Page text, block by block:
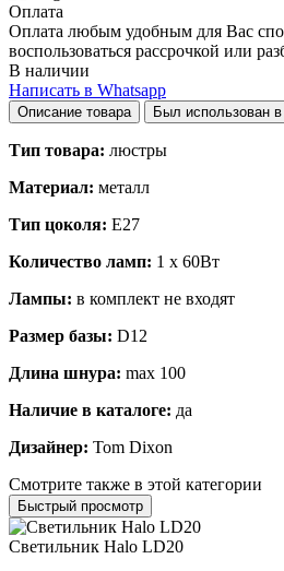
Оплата
Оплата любым удобным для Вас
воспользоваться рассрочкой или
В наличии
Написать в Whatsapp
Описание товара Был использован
Тип товара: люстры
Материал: металл
Тип цоколя: E27
Количество ламп: 1 x 60Вт
Лампы: в комплект не входят
Размер базы: D12
Длина шнура: max 100
Наличие в каталоге: да
Дизайнер: Tom Dixon
Смотрите также в этой категории
Быстрый просмотр
Светильник Halo LD20